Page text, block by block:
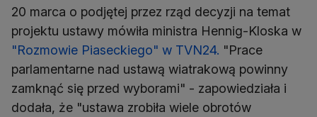
20 marca o podjętej przez rząd decyzji na temat
projektu ustawy mówiła ministra Hennig-Kloska w
"Rozmowie Piaseckiego" w TVN24. "Prace
parlamentarne nad ustawą wiatrakową powinny
zamknąć się przed wyborami" - zapowiedziała i
dodała, że "ustawa zrobiła wiele obrotów